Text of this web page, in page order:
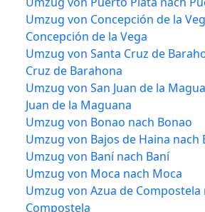
Umzug von Concepción de la
Concepción de la Vega
Umzug von Santa Cruz de
Cruz de Barahona
Umzug von San Juan de la
Juan de la Maguana
Umzug von Bonao nach Bonao
Umzug von Bajos de Haina nach
Umzug von Baní nach Baní
Umzug von Moca nach Moca
Umzug von Azua de Compostela
Compostela